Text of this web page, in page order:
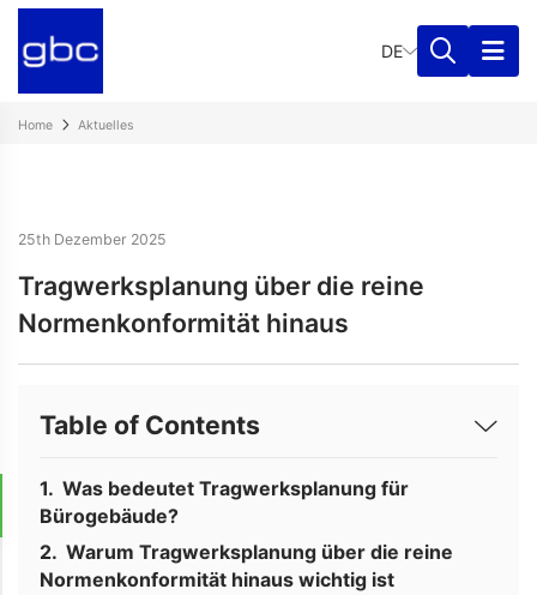
DE
Home Aktuelles
25th Dezember 2025
Tragwerksplanung über die reine
Normenkonformität hinaus
Table of Contents
Was bedeutet Tragwerksplanung für
Bürogebäude?
Warum Tragwerksplanung über die reine
Normenkonformität hinaus wichtig ist